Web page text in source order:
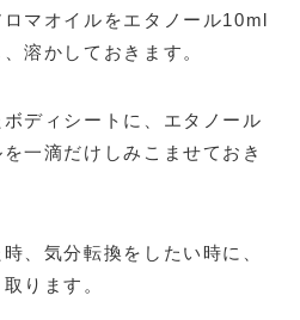
マオイルをエタノール10ml
溶かしておきます。
ディシートに、エタノール
一滴だけしみこませておき
、気分転換をしたい時に、
ります。